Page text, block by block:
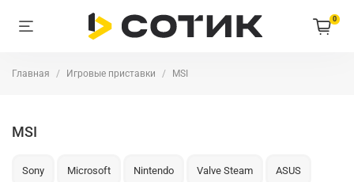
0
Главная Игровые приставки MSI
MSI
Sony Microsoft Nintendo Valve Steam ASUS